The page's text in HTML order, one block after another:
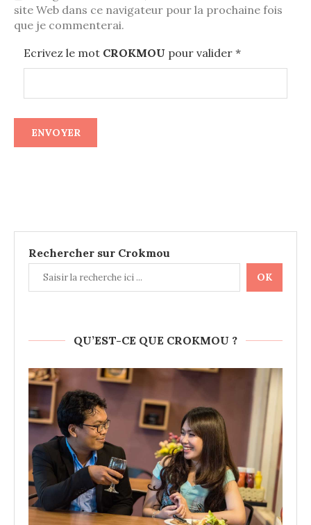
site Web dans ce navigateur pour la prochaine fois
que je commenterai.
Ecrivez le mot CROKMOU pour valider *
Rechercher sur Crokmou
OK
QU’EST-CE QUE CROKMOU ?